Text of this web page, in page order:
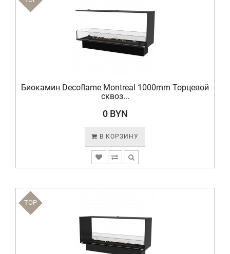
Биокамин Decoflame Montreal 1000mm Торцевой
сквоз...
0 BYN
В КОРЗИНУ
TOP